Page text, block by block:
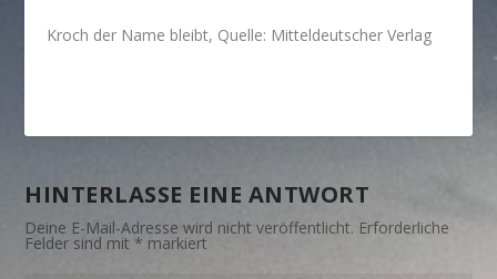
Kroch der Name bleibt, Quelle: Mitteldeutscher Verlag
HINTERLASSE EINE ANTWORT
Deine E-Mail-Adresse wird nicht veröffentlicht. Erforderliche
Felder sind mit* markiert